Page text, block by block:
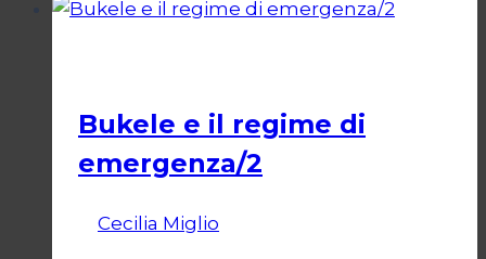
Israele
Bukele e il regime di
emergenza/2
Cecilia Miglio